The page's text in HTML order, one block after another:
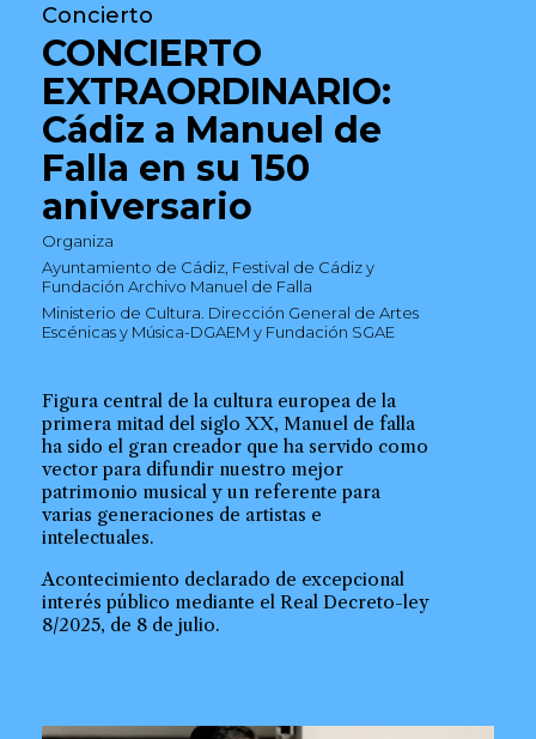
Concierto
CONCIERTO
EXTRAORDINARIO:
Cádiz a Manuel de
Falla en su 150
aniversario
Organiza
Ayuntamiento de Cádiz, Festival de Cádiz y
Fundación Archivo Manuel de Falla
Ministerio de Cultura. Dirección General de Artes
Escénicas y Música-DGAEM y Fundación SGAE
Figura central de la cultura europea de la
primera mitad del siglo XX, Manuel de falla
ha sido el gran creador que ha servido como
vector para difundir nuestro mejor
patrimonio musical y un referente para
varias generaciones de artistas e
intelectuales.
Acontecimiento declarado de excepcional
interés público mediante el Real Decreto-ley
8/2025, de 8 de julio.